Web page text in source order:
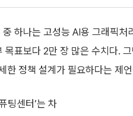
중 하나는 고성능 AI용 그래픽
표보다 2만 장 많은 수치다. 그
한 정책 설계가 필요하다는 제
팅센터’는 차